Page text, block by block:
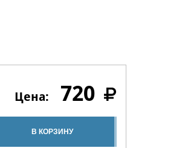
720
В КОРЗИНУ